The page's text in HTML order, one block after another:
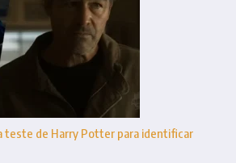
teste de Harry Potter para identificar